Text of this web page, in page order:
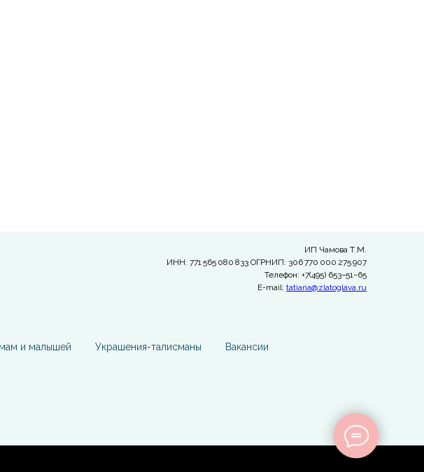
ИП Чамова Т.М.
ИНН: 771 565 080 833 ОГРНИП: 306 770 000 275 907
Телефон: +7(495) 653−51−65
E-mail: tatiana@zlatoglava.ru
и малышей Украшения-талисманы Вакансии